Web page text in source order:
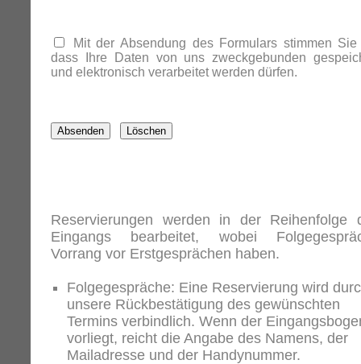
Mit der Absendung des Formulars stimmen Sie
dass Ihre Daten von uns zweckgebunden
und elektronisch verarbeitet werden dürfen.
Reservierungen werden in der Reihenfolge
Eingangs bearbeitet, wobei
Vorrang vor Erstgesprächen haben.
Folgegespräche: Eine Reservierung wird
unsere Rückbestätigung des gewünschten
Termins verbindlich. Wenn der
vorliegt, reicht die Angabe des Namens, der
Mailadresse und der Handynummer.